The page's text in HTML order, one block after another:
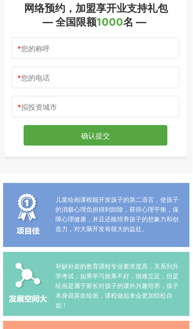
网络预约，加盟享开业支持礼包
— 全国限额1000名 —
您的称呼
您的电话
拟投资城市
确认提交
儿童绘画课程能开发孩子的第二语言，使孩子
的消极心理负担得到卸除，获得心理平衡，保
障心理健康，并且还能培养孩子的想象力和创
造力，对大脑开发有很大的益处。
补缺补差的教育课程专业要求度高，关系到升
学考试，如果学习效果不好，很难立足，但是
绘画是属于家长对孩子的课外兴趣培养，孩子
本身就喜欢绘画，课程做起来会更加轻松自
如！